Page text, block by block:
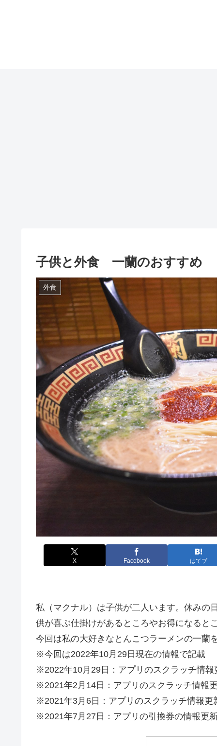
子供と外食 一蘭のおすすめ
外食
X Facebook はてブ
私（マクナル）は子供が二人います。休みの
供が喜ぶ仕掛けがあるところやお得になると
今回は私の大好きなとんこつラーメンの一蘭
※今回は2022年10月29日現在の情報で記載
※2022年10月29日：アプリのスクラッチ情報
※2021年2月14日：アプリのスクラッチ情報
※2021年3月6日：アプリのスクラッチ情報更
※2021年7月27日：アプリの引換券の情報更